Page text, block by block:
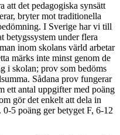
att det pedagogiska synsätt
bryter mot traditionella
I Sverige har vi till
betygssystem under flera
inom skolans värld arbetar
märks inte minst genom de
i skolan; prov som bedöms
Sådana prov fungerar
ett antal uppgifter med poäng
gör det enkelt att dela in
5 poäng ger betyget F, 6-12